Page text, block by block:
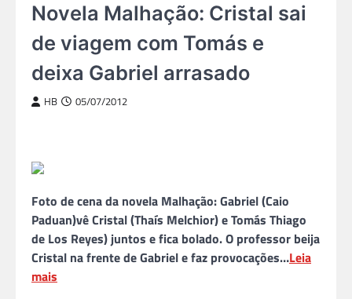
Novela Malhação: Cristal sai
de viagem com Tomás e
deixa Gabriel arrasado
HB 05/07/2012
Foto de cena da novela Malhação: Gabriel (Caio
Paduan)vê Cristal (Thaís Melchior) e Tomás Thiago
de Los Reyes) juntos e fica bolado. O professor beija
Cristal na frente de Gabriel e faz provocações…Leia
mais